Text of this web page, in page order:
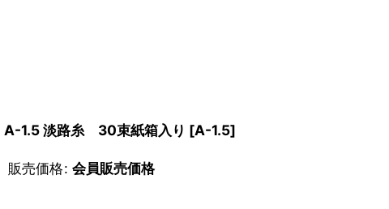
A-1.5 淡路糸 30束紙箱入り [A-1.5]
販売価格: 会員販売価格